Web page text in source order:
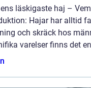
läskigaste haj –
Hajar har alltid
och skräck hos
varelser finns det